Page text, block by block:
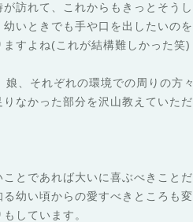
訪れて、これからもきっとそうし
いときでも手や口を出したいのを
すよね(これが結構難しかった笑)
、それぞれの環境での周りの方々
なかった部分を沢山教えていただ
とであれば大いに喜ぶべきことだ
幼い頃からの愛すべきところも変
しています。